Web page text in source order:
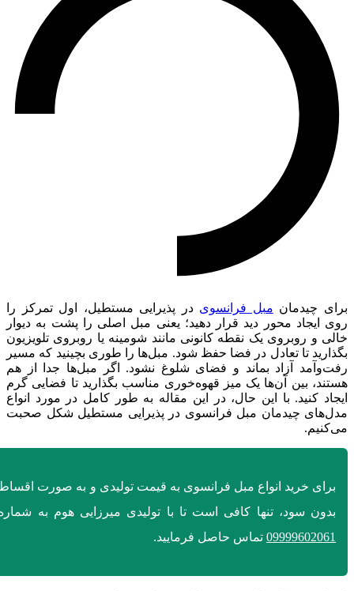
برای چیدمان مبل فرانسوی در پذیرایی مستطیل، اول تمرکز را
روی ایجاد محور دید قرار دهید؛ یعنی مبل اصلی را پشت به دیوار
خالی و روبروی یک نقطه کانونی مانند شومینه یا روبروی تلویزیون
بگذارید تا تعادل در فضا حفظ شود. مبل‌ها را طوری بچینید که مسیر
رفت‌وآمد آزاد بماند و فضای شلوغ نشود. اگر مبل‌ها جدا از هم
هستند، بین آن‌ها یک میز قهوه‌خوری مناسب بگذارید تا فضایی گرم
ایجاد کنید. با این حال، در این مقاله به طور کامل در مورد انواع
مدل‌های چیدمان مبل فرانسوی در پذیرایی مستطیل شکل صحبت
می‌کنیم.
برای خرید انواع مبل فرانسوی به قیمت تولیدی و به صورت
بدون سود، تنها کافی است تا با تولیدی میرزایی هوم به
09999602061 تماس حاصل فرمایید.